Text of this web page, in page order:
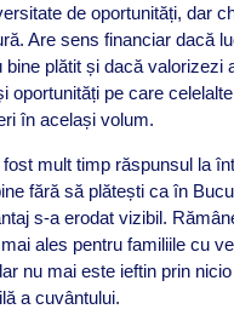
de oportunități, dar
Are sens financiar dacă
bine plătit și dacă valorizezi
oportunități pe care
în același volum.
mult timp răspunsul la
fără să plătești ca în
s-a erodat vizibil.
ales pentru familiile cu
nu mai este ieftin prin
a cuvântului.